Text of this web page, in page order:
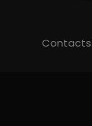
Contacts